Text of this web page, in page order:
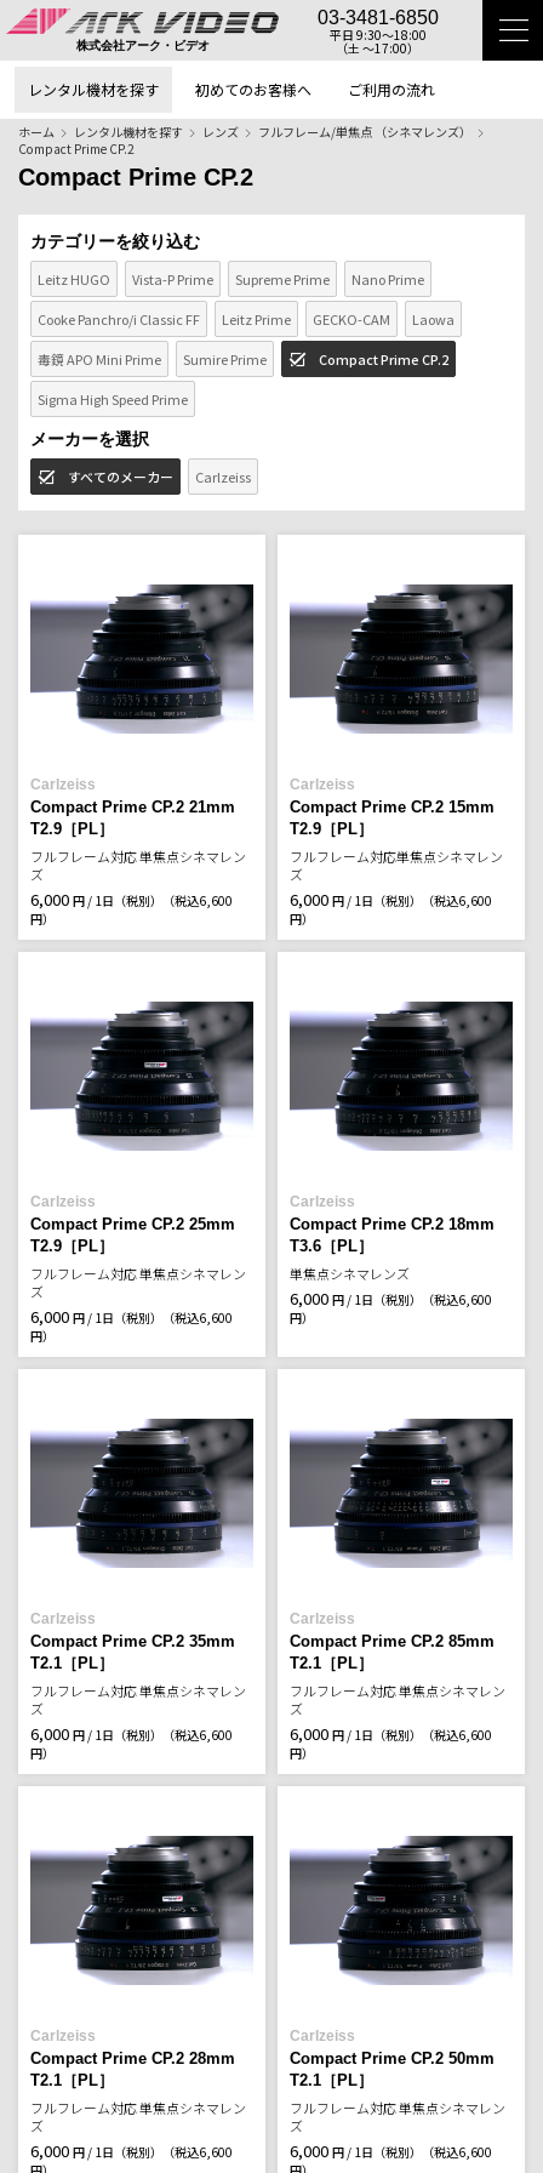
株式会社アーク・ビデオ
03-3481-6850
平日 9:30〜18:00
（土 〜17:00）
レンタル機材を探す 初めてのお客様へ ご利用の流れ
ホーム レンタル機材を探す レンズ
フルフレーム/単焦点 （シネマレンズ）
Compact Prime CP.2
Compact Prime CP.2
カテゴリーを絞り込む
Leitz HUGO
Vista-P Prime Supreme Prime Nano Prime
Cooke Panchro/i Classic FF Leitz Prime GECKO-CAM Laowa
毒鏡 APO Mini Prime Sumire Prime Compact Prime CP.2
Sigma High Speed Prime
メーカーを選択
すべてのメーカー
Carlzeiss
Carlzeiss
Compact Prime CP.2 21mm
T2.9［PL］
フルフレーム対応 単焦点シネマレン
ズ
6,000 円 / 1日（税別）
（税込6,600
円）
Carlzeiss
Compact Prime CP.2 15mm
T2.9［PL］
フルフレーム対応単焦点シネマレン
ズ
6,000 円 / 1日（税別）
（税込6,600
円）
Carlzeiss
Compact Prime CP.2 25mm
T2.9［PL］
フルフレーム対応 単焦点シネマレン
ズ
6,000 円 / 1日（税別）
（税込6,600
円）
Carlzeiss
Compact Prime CP.2 18mm
T3.6［PL］
単焦点シネマレンズ
6,000 円 / 1日（税別）
（税込6,600
円）
Carlzeiss
Compact Prime CP.2 35mm
T2.1［PL］
フルフレーム対応 単焦点シネマレン
ズ
6,000 円 / 1日（税別）
（税込6,600
円）
Carlzeiss
Compact Prime CP.2 85mm
T2.1［PL］
フルフレーム対応 単焦点シネマレン
ズ
6,000 円 / 1日（税別）
（税込6,600
円）
Carlzeiss
Compact Prime CP.2 28mm
T2.1［PL］
フルフレーム対応 単焦点シネマレン
ズ
6,000 円 / 1日（税別）
（税込6,600
Carlzeiss
Compact Prime CP.2 50mm
T2.1［PL］
フルフレーム対応 単焦点シネマレン
ズ
6,000 円 / 1日（税別）
（税込6,600